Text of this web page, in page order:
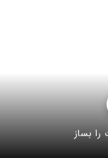
بساز